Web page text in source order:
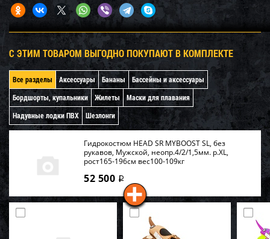
С ЭТИМ ТОВАРОМ ВЫГОДНО ПОКУПАЮТ В КОМПЛЕКТЕ
Все разделы Аксессуары Бананы
Бассейны и аксессуары
Бордшорты, купальники
Жилеты
Маски для плавания
Надувные лодки ПВХ
Шезлонги
Гидрокостюм HEAD SR MYBOOST SL, без
рукавов, Мужской, неопр.4/2/1,5мм. р.XL,
рост165-196см вес100-109кг
52 500 i